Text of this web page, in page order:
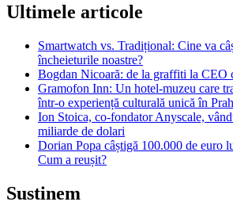
Ultimele articole
Smartwatch vs. Tradițional: Cine va
încheieturile noastre?
Bogdan Nicoară: de la graffiti la CEO
Gramofon Inn: Un hotel-muzeu care
într-o experiență culturală unică în
Ion Stoica, co-fondator Anyscale,
miliarde de dolari
Dorian Popa câștigă 100.000 de euro
Cum a reușit?
Sustinem